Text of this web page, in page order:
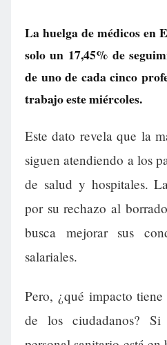
La huelga de médicos en
solo un 17,45% de
de uno de cada cinco
trabajo este miércoles.
Este dato revela que la
siguen atendiendo a los
de salud y hospitales.
por su rechazo al
busca mejorar sus
salariales.
Pero, ¿qué impacto
de los ciudadanos?